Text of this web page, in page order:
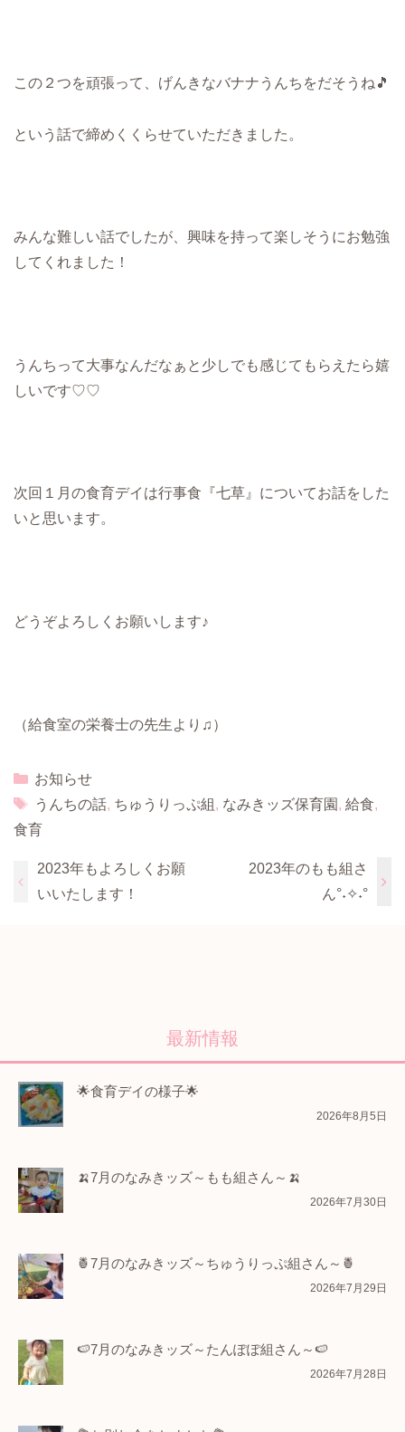
この２つを頑張って、げんきなバナナうんちをだそうね🎵
という話で締めくくらせていただきました。
みんな難しい話でしたが、興味を持って楽しそうにお勉強
してくれました！
うんちって大事なんだなぁと少しでも感じてもらえたら嬉
しいです♡♡
次回１月の食育デイは行事食『七草』についてお話をした
いと思います。
どうぞよろしくお願いします♪
（給食室の栄養士の先生より♫）
Categories
お知らせ
Tags
うんちの話, ちゅうりっぷ組 , なみきッズ保育園 , 給食,
食育
2023年もよろしくお願
いいたします！
2023年のもも組さ
ん°˖✧˖°
最新情報
🌟食育デイの様子🌟
2026年8月5日
🍌7月のなみきッズ～もも組さん～🍌
2026年7月30日
🍍7月のなみきッズ～ちゅうりっぷ組さん～🍍
2026年7月29日
🍉7月のなみきッズ～たんぽぽ組さん～🍉
2026年7月28日